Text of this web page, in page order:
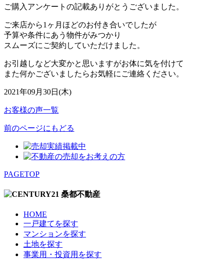
ご購入アンケートの記載ありがとうございました。
ご来店から1ヶ月ほどのお付き合いでしたが
予算や条件にあう物件がみつかり
スムーズにご契約していただけました。
お引越しなど大変かと思いますがお体に気を付けて
また何かございましたらお気軽にご連絡ください。
2021年09月30日(木)
お客様の声一覧
前のページにもどる
PAGETOP
HOME
一戸建てを探す
マンションを探す
土地を探す
事業用・投資用を探す